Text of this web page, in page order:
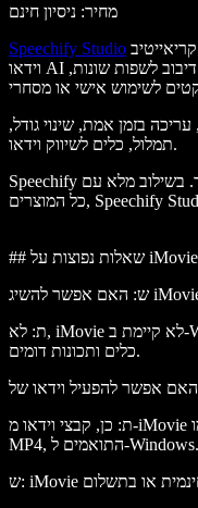
מחיר: ניסיון חינם
Speechify Studio
וידאו AI מטקסט, הוסיפו קריינות, צרו אווטרים, דיבוב לשפות שונות,
בזמן אמת, שינוי גודל,
תמלול, כלים לשיווק וידאו.
Speechify היא הבחירה הטובה ביותר לסרטוני אווטאר. בשילוב מלא עם
## שאלות נפוצות על iMovie
ת: לא, iMovie לא קיימת ב-Windows. אבל יש לא מעט חלופות עם
כלים ותכונות דומים.
ת: כן, קבצי וידאו מ-iMovie ניתנים לייצוא לפורמטים כמו MOV, AVI ו-
MP4, התואמים ל-Windows.